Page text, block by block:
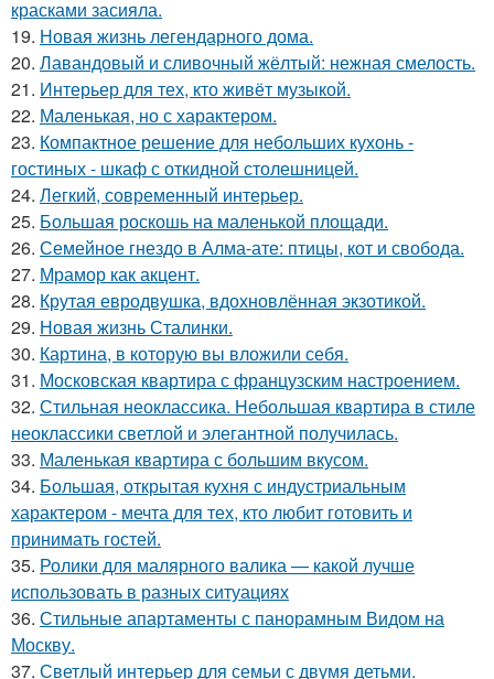
красками засияла.
19. Новая жизнь легендарного дома.
20. Лавандовый и сливочный жёлтый: нежная смелость.
21. Интерьер для тех, кто живёт музыкой.
22. Маленькая, но с характером.
23. Компактное решение для небольших кухонь -
гостиных - шкаф с откидной столешницей.
24. Легкий, современный интерьер.
25. Большая роскошь на маленькой площади.
26. Семейное гнездо в Алма-ате: птицы, кот и свобода.
27. Мрамор как акцент.
28. Крутая евродвушка, вдохновлённая экзотикой.
29. Новая жизнь Сталинки.
30. Картина, в которую вы вложили себя.
31. Московская квартира с французским настроением.
32. Стильная неоклассика. Небольшая квартира в стиле
неоклассики светлой и элегантной получилась.
33. Маленькая квартира с большим вкусом.
34. Большая, открытая кухня с индустриальным
характером - мечта для тех, кто любит готовить и
принимать гостей.
35. Ролики для малярного валика — какой лучше
использовать в разных ситуациях
36. Стильные апартаменты с панорамным Видом на
Москву.
37. Светлый интерьер для семьи с двумя детьми.